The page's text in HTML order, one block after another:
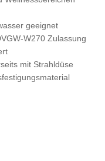
geeignet
W270 Zulassung
mit Strahldüse